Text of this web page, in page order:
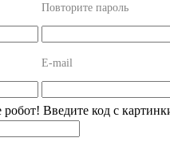
Повторите пароль
E-mail
Введите код с